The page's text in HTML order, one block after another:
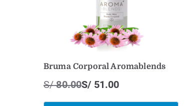
Bruma Corporal Aromablends
S/80.00S/ 51.00